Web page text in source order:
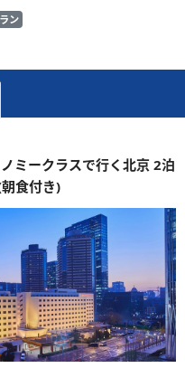
ン
ミークラスで行く北京 2泊
食付き)